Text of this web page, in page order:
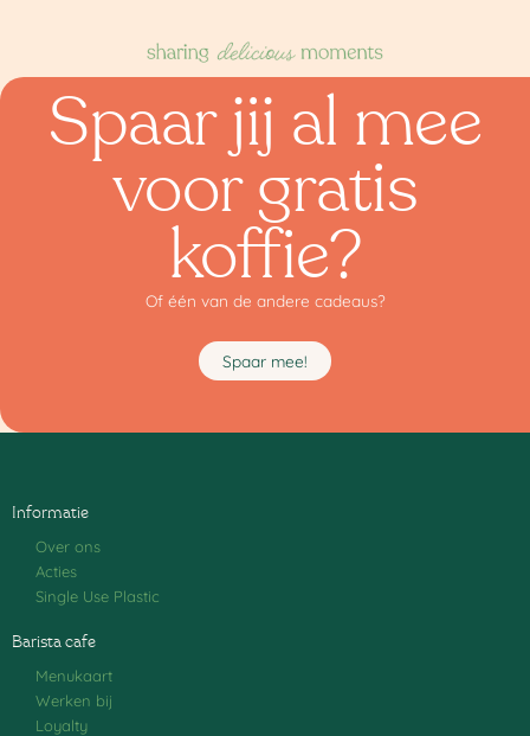
Spaar jij al mee
voor gratis
koffie?
Of één van de andere cadeaus?
Spaar mee!
Informatie
Over ons
Acties
Single Use Plastic
Barista cafe
Menukaart
Werken bij
Loyalty